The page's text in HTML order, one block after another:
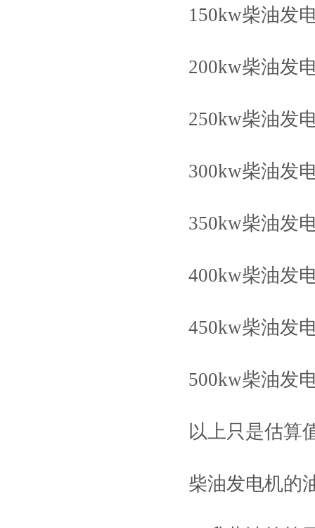
150kw柴油发
200kw柴油发
250kw柴油发
300kw柴油发
350kw柴油发
400kw柴油发
450kw柴油发
500kw柴油发
以上只是估算
柴油发电机的